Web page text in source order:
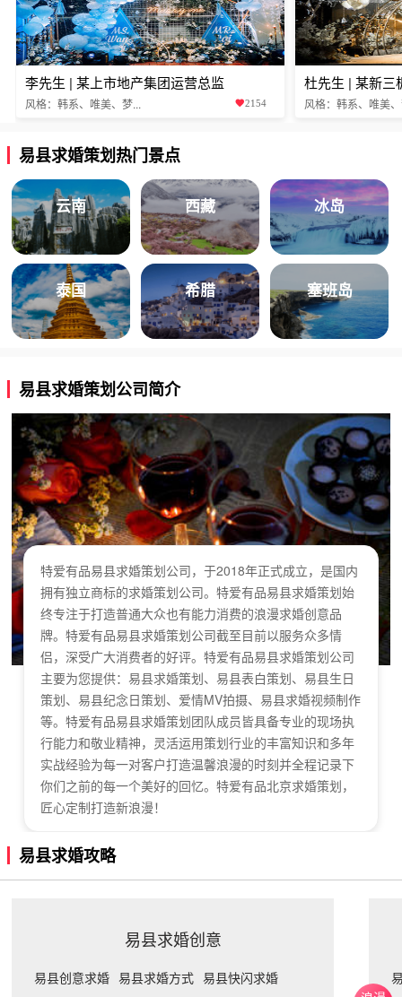
李先生 | 某上市地产集团运营总监
风格：韩系、唯美、梦... 2154
杜先生 | 某新三
风格：韩系、唯美
易县求婚策划热门景点
云南 西藏 冰岛
泰国 希腊 塞班岛
易县求婚策划公司简介
特爱有品易县求婚策划公司，于2018年正式成立，是国内
拥有独立商标的求婚策划公司。特爱有品易县求婚策划始
终专注于打造普通大众也有能力消费的浪漫求婚创意品
牌。特爱有品易县求婚策划公司截至目前以服务众多情
侣，深受广大消费者的好评。特爱有品易县求婚策划公司
主要为您提供：易县求婚策划、易县表白策划、易县生日
策划、易县纪念日策划、爱情MV拍摄、易县求婚视频制作
等。特爱有品易县求婚策划团队成员皆具备专业的现场执
行能力和敬业精神，灵活运用策划行业的丰富知识和多年
实战经验为每一对客户打造温馨浪漫的时刻并全程记录下
你们之前的每一个美好的回忆。特爱有品北京求婚策划，
匠心定制打造新浪漫！
易县求婚攻略
易县求婚创意
易县创意求婚 易县求婚方式 易县快闪求婚